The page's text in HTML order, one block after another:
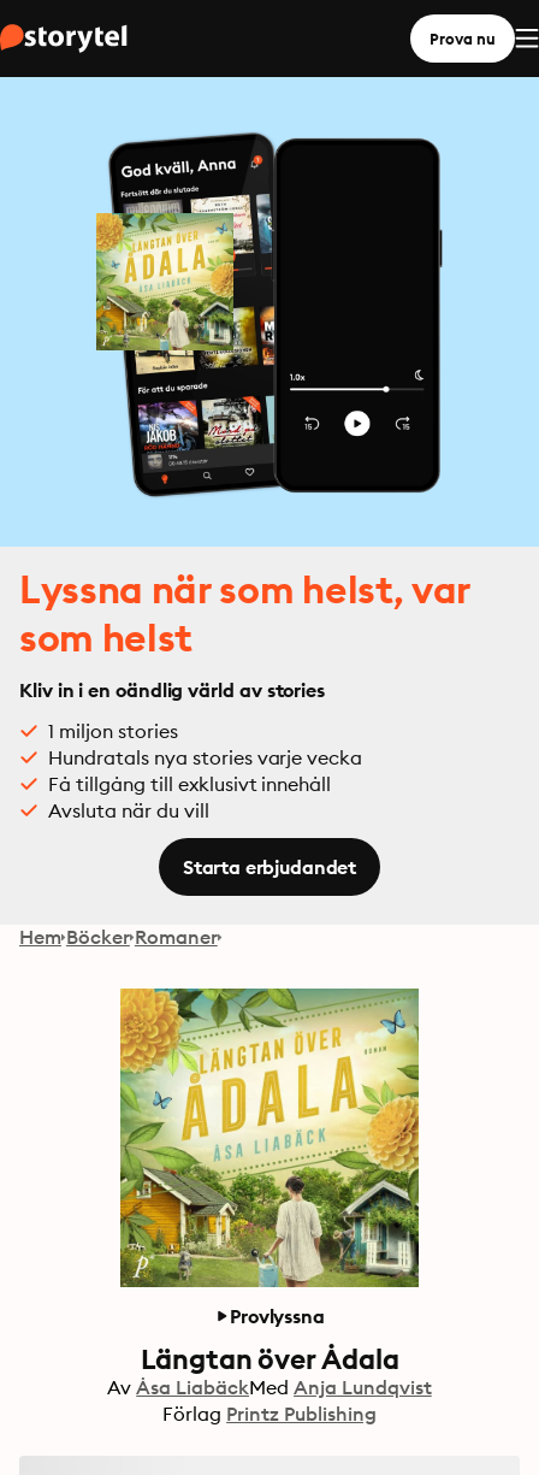
Prova nu
Lyssna när som helst, var
som helst
Kliv in i en oändlig värld av stories
1 miljon stories
Hundratals nya stories varje vecka
Få tillgång till exklusivt innehåll
Avsluta när du vill
Starta erbjudandet
Hem Böcker Romaner
Provlyssna
Längtan över Ådala
Av Åsa LiabäckMed Anja Lundqvist
Förlag Printz Publishing